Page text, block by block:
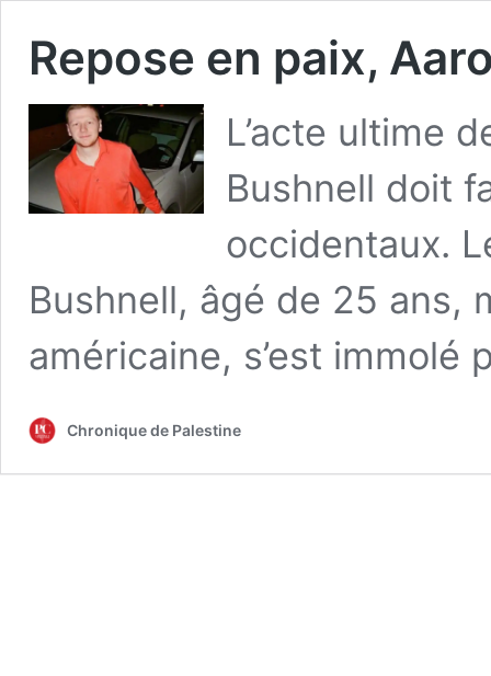
Repose en paix,
L’acte ultime
Bushnell doit
occidentaux.
Bushnell, âgé de 25 ans,
américaine, s’est
Chronique de Palestine